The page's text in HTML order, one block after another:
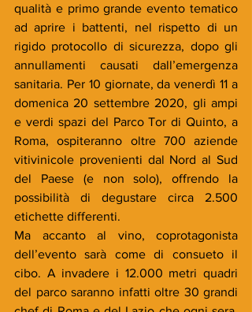
qualità e primo grande evento tematico
ad aprire i battenti, nel rispetto di un
rigido protocollo di sicurezza, dopo gli
annullamenti causati dall’emergenza
sanitaria. Per 10 giornate, da venerdì 11 a
domenica 20 settembre 2020, gli ampi
e verdi spazi del Parco Tor di Quinto, a
Roma, ospiteranno oltre 700 aziende
vitivinicole provenienti dal Nord al Sud
del Paese (e non solo), offrendo la
possibilità di degustare circa 2.500
etichette differenti.
Ma accanto al vino, coprotagonista
dell’evento sarà come di consueto il
cibo. A invadere i 12.000 metri quadri
del parco saranno infatti oltre 30 grandi